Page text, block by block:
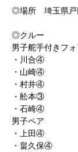
◎場所　埼玉県戸
◎クルー
男子舵手付きフ
・川合④
・山崎④
・村井④
・舩本③
・石崎④
男子ペア
・上田④
・畠久保④